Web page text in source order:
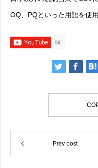
OQ、PQといった用語を使
Prev post